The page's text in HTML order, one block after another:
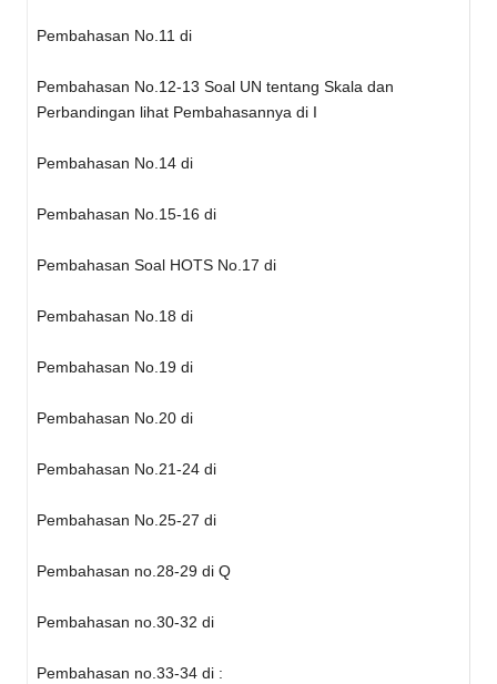
Pembahasan No.11 di
Pembahasan No.12-13 Soal UN tentang Skala dan
Perbandingan lihat Pembahasannya di I
Pembahasan No.14 di
Pembahasan No.15-16 di
Pembahasan Soal HOTS No.17 di
Pembahasan No.18 di
Pembahasan No.19 di
Pembahasan No.20 di
Pembahasan No.21-24 di
Pembahasan No.25-27 di
Pembahasan no.28-29 di Q
Pembahasan no.30-32 di
Pembahasan no.33-34 di :